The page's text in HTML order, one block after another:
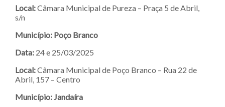
Local:Câmara Municipal de Pureza – Praça 5 de Abril,
s/n
Município: Poço Branco
Data: 24 e 25/03/2025
Local:Câmara Municipal de Poço Branco – Rua 22 de
Abril, 157 – Centro
Município: Jandaíra